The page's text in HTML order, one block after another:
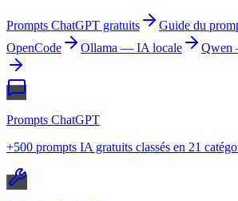
Prompts ChatGPT gratuits
Guide du
OpenCode
Ollama — IA locale Qwen
Prompts ChatGPT
+500 prompts IA gratuits classés en 21